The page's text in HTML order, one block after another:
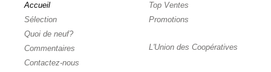
Accueil
Sélection
Quoi de neuf?
Commentaires
Contactez-nous
Top Ventes
Promotions
L'Union des Coopératives